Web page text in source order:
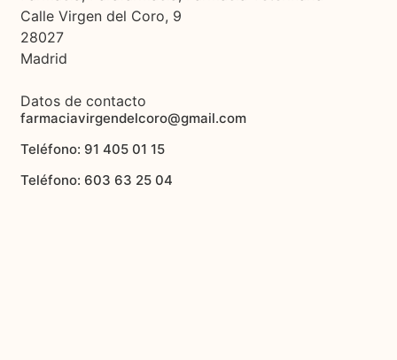
Calle Virgen del Coro, 9
28027
Madrid
Datos de contacto
farmaciavirgendelcoro@gmail.com
Teléfono: 91 405 01 15
Teléfono: 603 63 25 04